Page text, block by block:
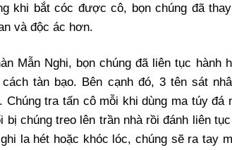
khi bắt cóc được cô, bọn chúng đã
và độc ác hơn.
Mẫn Nghi, bọn chúng đã liên tục hành
tàn bạo. Bên cạnh đó, 3 tên sát
Chúng tra tấn cô mỗi khi dùng ma túy đá
bị chúng treo lên trần nhà rồi đánh liên
la hét hoặc khóc lóc, chúng sẽ ra tay